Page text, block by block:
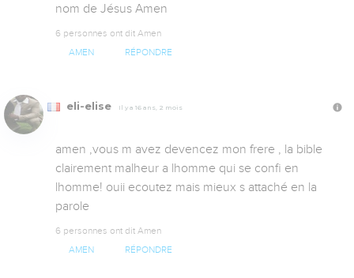
nom de Jésus Amen
6 personnes ont dit Amen
AMEN RÉPONDRE
eli-elise Il y a 16 ans, 2 mois
amen ,vous m avez devencez mon frere , la bible
clairement malheur a lhomme qui se confi en
lhomme! ouii ecoutez mais mieux s attaché en la
parole
6 personnes ont dit Amen
AMEN RÉPONDRE